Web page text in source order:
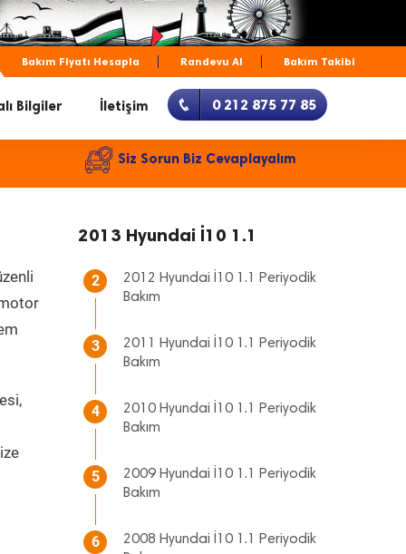
Bakım Fiyatı Hesapla Randevu Al Bakım Takibi
Bilgiler İletişim 0 212 875 77 85
Siz Sorun Biz Cevaplayalım
2013 Hyundai İ10 1.1
2
2012 Hyundai İ10 1.1 Periyodik
Bakım
3
2011 Hyundai İ10 1.1 Periyodik
Bakım
4
2010 Hyundai İ10 1.1 Periyodik
Bakım
5
2009 Hyundai İ10 1.1 Periyodik
Bakım
6
2008 Hyundai İ10 1.1 Periyodik